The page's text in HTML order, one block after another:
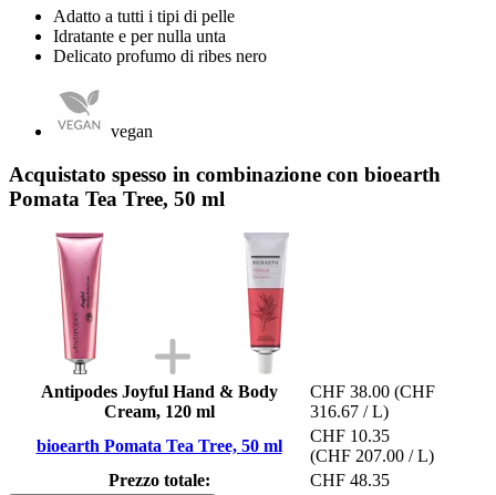
Adatto a tutti i tipi di pelle
Idratante e per nulla unta
Delicato profumo di ribes nero
vegan
Acquistato spesso in combinazione con bioearth
Pomata Tea Tree, 50 ml
Antipodes Joyful Hand & Body
Cream, 120 ml
CHF 38.00 (CHF
316.67 / L)
bioearth Pomata Tea Tree, 50 ml
CHF 10.35
(CHF 207.00 / L)
Prezzo totale:
CHF 48.35